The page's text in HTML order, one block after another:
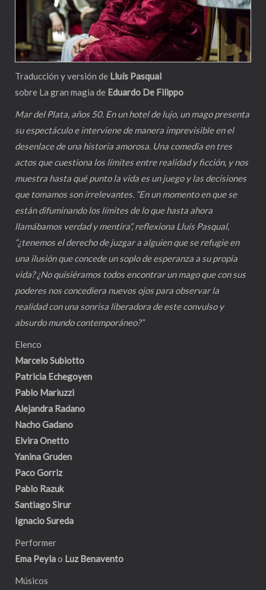
Traducción y versión de Lluís Pasqual
sobre La gran magia de Eduardo De Filippo
Mar del Plata, años 50. En un hotel de lujo, un mago presenta
su espectáculo e interviene de manera imprevisible en el
desenlace de una historia amorosa. Una comedia en tres
actos que cuestiona los límites entre realidad y ficción, y nos
muestra hasta qué punto la vida es un juego y las decisiones
que tomamos son irrelevantes. “En un momento en que se
están difuminando los límites de lo que hasta ahora
llamábamos verdad y mentira”, reflexiona Lluís Pasqual,
“¿tenemos el derecho de juzgar a alguien que se refugie en
una ilusión que concede un soplo de esperanza a su propia
vida? ¿No quisiéramos todos encontrar un mago que con sus
poderes nos concediera nuevos ojos para observar la
realidad con una sonrisa liberadora de este convulso y
absurdo mundo contemporáneo?”
Elenco
Marcelo Subiotto
Patricia Echegoyen
Pablo Mariuzzi
Alejandra Radano
Nacho Gadano
Elvira Onetto
Yanina Gruden
Paco Gorriz
Pablo Razuk
Santiago Sirur
Ignacio Sureda
Performer
Ema Peylao Luz Benavento
Músicos